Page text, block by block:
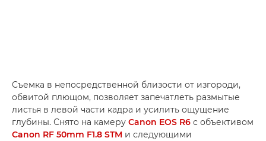
Съемка в непосредственной близости от изгороди,
обвитой плющом, позволяет запечатлеть размытые
листья в левой части кадра и усилить ощущение
глубины. Снято на камеру Canon EOS R6 с объективом
Canon RF 50mm F1.8 STM и следующими